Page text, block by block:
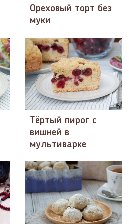
Ореховый торт без
муки
Тёртый пирог с
вишней в
мультиварке